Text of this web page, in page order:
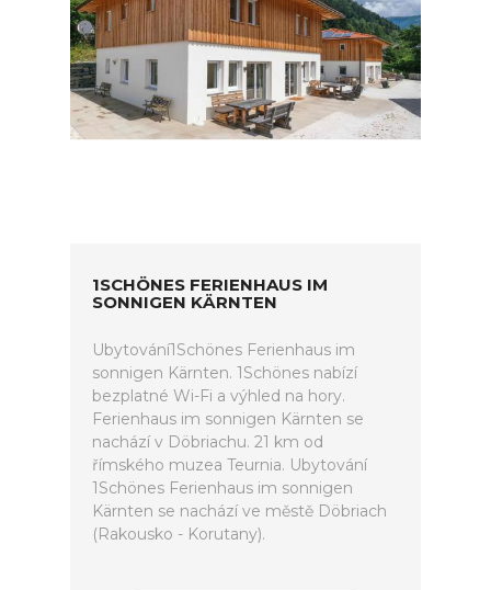
1SCHÖNES FERIENHAUS IM
SONNIGEN KÄRNTEN
Ubytování1Schönes Ferienhaus im
sonnigen Kärnten. 1Schönes nabízí
bezplatné Wi-Fi a výhled na hory.
Ferienhaus im sonnigen Kärnten se
nachází v Döbriachu. 21 km od
římského muzea Teurnia. Ubytování
1Schönes Ferienhaus im sonnigen
Kärnten se nachází ve městě Döbriach
(Rakousko - Korutany).